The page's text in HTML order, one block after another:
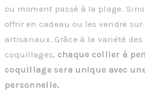
ou moment passé à la plage.
offrir en cadeau ou les vendre
artisanaux. Grâce à la variété
coquillages, chaque collier à
coquillage sera unique avec
personnelle.